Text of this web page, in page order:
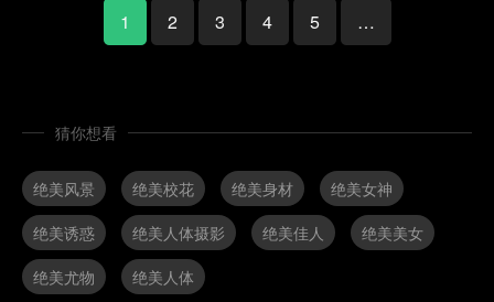
1 2 3 4 5 …
猜你想看
绝美风景 绝美校花 绝美身材
绝美女神
绝美诱惑
绝美人体摄影 绝美佳人
绝美美女
绝美尤物
绝美人体